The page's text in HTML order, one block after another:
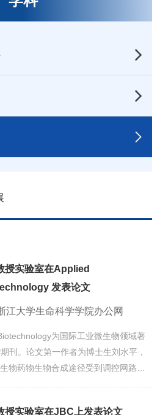
授实验室在Applied
发表论文
江大学生命科学学院办公网
为国际工业微生物领域著
刊。论文第一作者为博士生刘水平，
物药物生物合成途径受到调控网路的
授实验室在JBC上发表论文